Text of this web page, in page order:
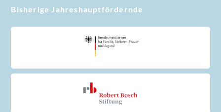
Bisherige Jahreshauptfördernde